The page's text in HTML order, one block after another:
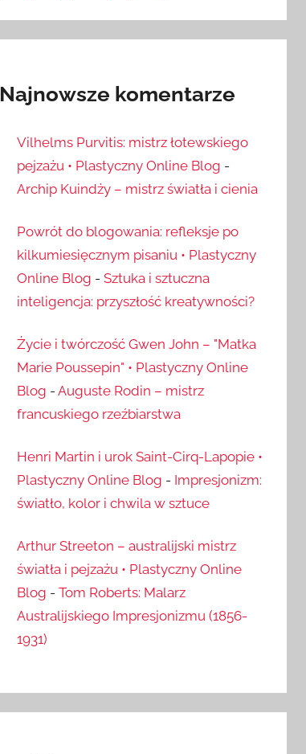
Najnowsze komentarze
Vilhelms Purvitis: mistrz łotewskiego
pejzażu • Plastyczny Online Blog -
Archip Kuindży – mistrz światła i cienia
Powrót do blogowania: refleksje po
kilkumiesięcznym pisaniu • Plastyczny
Online Blog - Sztuka i sztuczna
inteligencja: przyszłość kreatywności?
Życie i twórczość Gwen John – "Matka
Marie Poussepin" • Plastyczny Online
Blog - Auguste Rodin – mistrz
francuskiego rzeźbiarstwa
Henri Martin i urok Saint-Cirq-Lapopie •
Plastyczny Online Blog - Impresjonizm:
światło, kolor i chwila w sztuce
Arthur Streeton – australijski mistrz
światła i pejzażu • Plastyczny Online
Blog - Tom Roberts: Malarz
Australijskiego Impresjonizmu (1856-
1931)